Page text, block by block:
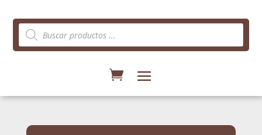
Búsqueda
de
productos